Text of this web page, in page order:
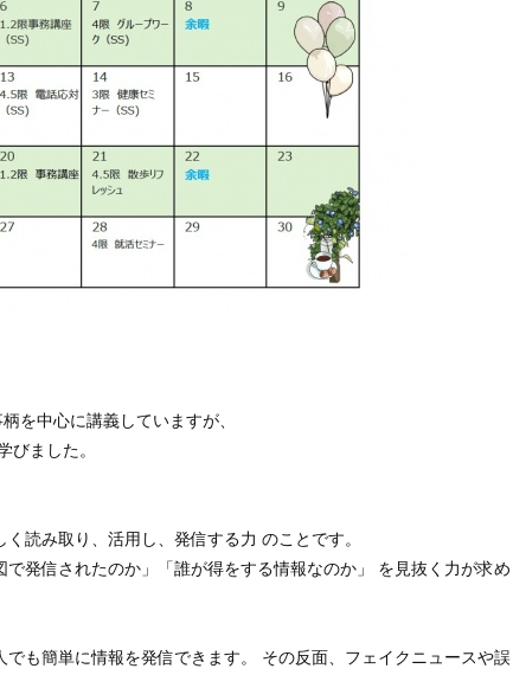
を中心に講義していますが、
びました。
読み取り、活用し、発信する力 のことです。
発信されたのか」「誰が得をする情報なのか」 を見抜く力が求め
も簡単に情報を発信できます。 その反面、フェイクニュースや誤